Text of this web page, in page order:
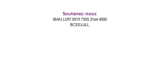
Soutenez-nous
IBAN LU97 0019 7555 3164 4000
BCEELULL